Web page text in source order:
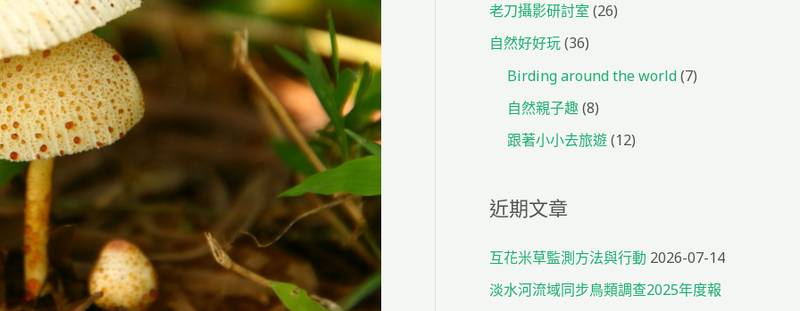
老刀攝影研討室 (26)
自然好好玩(36)
Birding around the world(7)
自然親子趣(8)
跟著小小去旅遊(12)
近期文章
互花米草監測方法與行動 2026-07-14
淡水河流域同步鳥類調查2025年度報